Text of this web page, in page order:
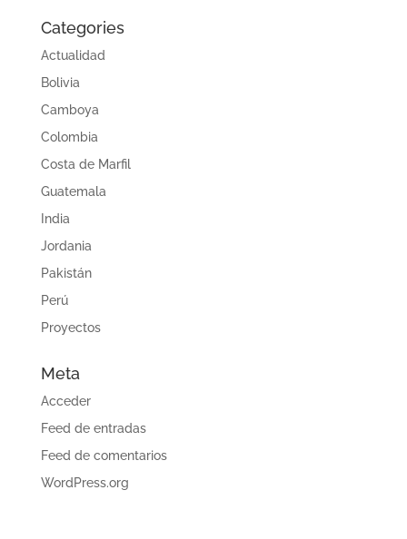
Categories
Actualidad
Bolivia
Camboya
Colombia
Costa de Marfil
Guatemala
India
Jordania
Pakistán
Perú
Proyectos
Meta
Acceder
Feed de entradas
Feed de comentarios
WordPress.org